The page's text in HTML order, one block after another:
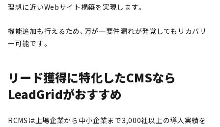
理想に近いWebサイト構築を実現します。
機能追加も行えるため、万が一要件漏れが発覚してもリカバリ
ー可能です。
リード獲得に特化したCMSなら
LeadGridがおすすめ
RCMSは上場企業から中小企業まで3,000社以上の導入実績を